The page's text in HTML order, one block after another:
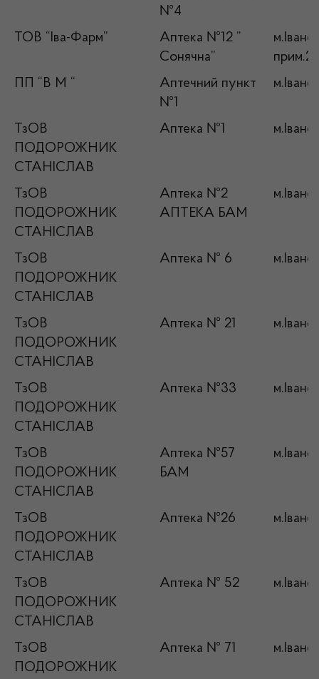
№4
ТОВ “Іва-Фарм”
Аптека №12 ”
Сонячна”
прим.2
ПП “В М “
Аптечний пункт
№1
ТзОВ
ПОДОРОЖНИК
СТАНІСЛАВ
Аптека №1
ТзОВ
ПОДОРОЖНИК
СТАНІСЛАВ
Аптека №2
АПТЕКА БАМ
ТзОВ
ПОДОРОЖНИК
СТАНІСЛАВ
Аптека № 6
ТзОВ
ПОДОРОЖНИК
СТАНІСЛАВ
Аптека № 21
ТзОВ
ПОДОРОЖНИК
СТАНІСЛАВ
Аптека №33
ТзОВ
ПОДОРОЖНИК
СТАНІСЛАВ
Аптека №57
БАМ
ТзОВ
ПОДОРОЖНИК
СТАНІСЛАВ
Аптека №26
ТзОВ
ПОДОРОЖНИК
СТАНІСЛАВ
Аптека № 52
ТзОВ
ПОДОРОЖНИК
Аптека № 71